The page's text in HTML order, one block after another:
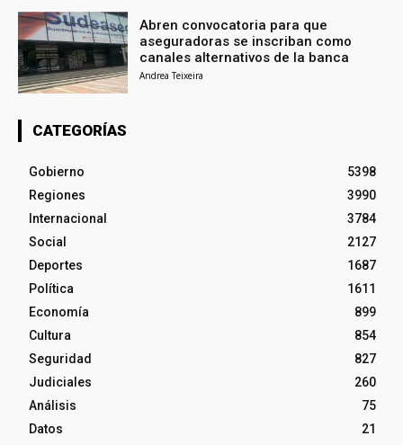
Abren convocatoria para que
aseguradoras se inscriban como
canales alternativos de la banca
Andrea Teixeira
CATEGORÍAS
Gobierno
5398
Regiones
3990
Internacional
3784
Social
2127
Deportes
1687
Política
1611
Economía
899
Cultura
854
Seguridad
827
Judiciales
260
Análisis
75
Datos
21